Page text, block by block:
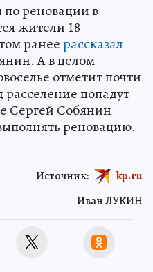
реновации в
жители 18
ранеерассказал
А в целом
отметит почти
попадут
Сергей Собянин
реновацию.
Иван ЛУКИН
Источник: kp.ru